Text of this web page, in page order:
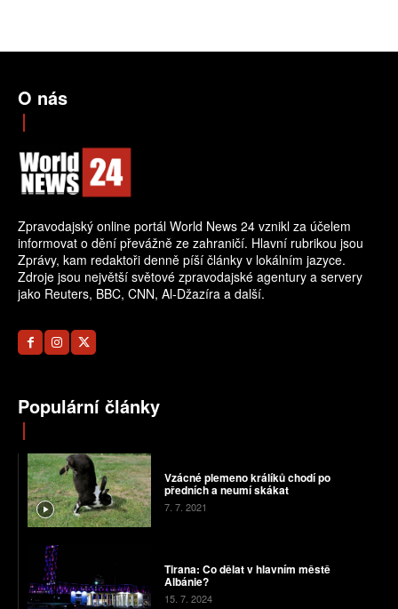
O nás
Zpravodajský online portál World News 24 vznikl za účelem
informovat o dění převážně ze zahraničí. Hlavní rubrikou jsou
Zprávy, kam redaktoři denně píší články v lokálním jazyce.
Zdroje jsou největší světové zpravodajské agentury a servery
jako Reuters, BBC, CNN, Al-Džazíra a další.
Populární články
Vzácné plemeno králíků chodí po
předních a neumí skákat
7. 7. 2021
Tirana: Co dělat v hlavním městě
Albánie?
15. 7. 2024